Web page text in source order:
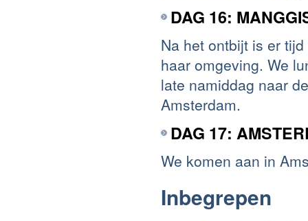
DAG 16:
Na het ontbijt is er
haar omgeving. We
late namiddag naar
Amsterdam.
DAG 17:
We komen aan in
Inbegrepen